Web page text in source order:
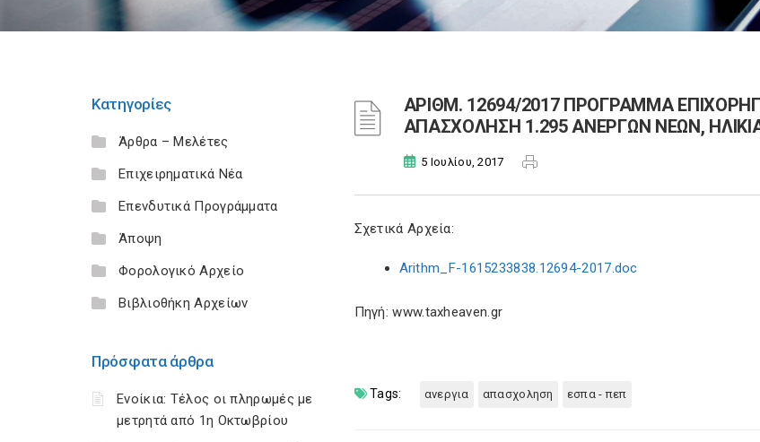
Κατηγορίες
Άρθρα – Μελέτες
Επιχειρηματικά Νέα
Επενδυτικά Προγράμματα
Άποψη
Φορολογικό Αρχείο
Βιβλιοθήκη Αρχείων
Πρόσφατα άρθρα
Ενοίκια: Τέλος οι πληρωμές με
μετρητά από 1η Οκτωβρίου
ΑΡΙΘΜ. 12694/2017 ΠΡΟΓΡΑΜΜΑ
ΑΠΑΣΧΟΛΗΣΗ 1.295 ΑΝΕΡΓΩΝ ΝΕΩΝ,
5 Ιουλίου, 2017
Σχετικά Αρχεία:
Arithm_F-1615233838.12694-2017.doc
Πηγή: www.taxheaven.gr
Tags: ανεργια απασχοληση εσπα - πεπ